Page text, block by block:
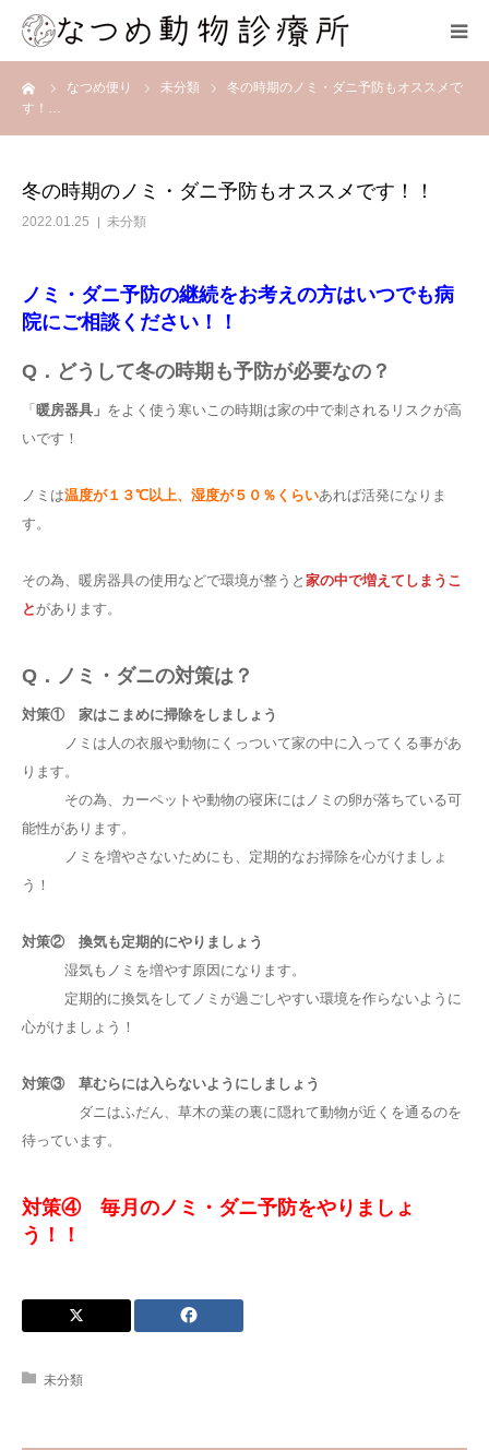
なつめ便り 未分類
冬の時期のノミ・ダニ予防もオススメで
す！…
冬の時期のノミ・ダニ予防もオススメです！！
2022.01.25 未分類
ノミ・ダニ予防の継続をお考えの方はいつでも病
院にご相談ください！！
Q．どうして冬の時期も予防が必要なの？
「 暖房器具」 をよく使う寒いこの時期は家の中で刺されるリスクが高
いです！
ノミは温度が１３℃以上、湿度が５０％くらいあれば活発になりま
す。
その為、暖房器具の使用などで環境が整うと 家の中で増えてしまうこ
と があります。
Q．ノミ・ダニの対策は？
対策① 家はこまめに掃除をしましょう
ノミは人の衣服や動物にくっついて家の中に入ってくる事があ
ります。
その為、カーペットや動物の寝床にはノミの卵が落ちている可
能性があります。
ノミを増やさないためにも、定期的なお掃除を心がけましょ
う！
対策② 換気も定期的にやりましょう
湿気もノミを増やす原因になります。
定期的に換気をしてノミが過ごしやすい環境を作らないように
心がけましょう！
対策③ 草むらには入らないようにしましょう
ダニはふだん、草木の葉の裏に隠れて動物が近くを通るのを
待っています。
対策④ 毎月のノミ・ダニ予防をやりましょ
う ！！
未分類
HOME
スタッフ紹介
お問合せ